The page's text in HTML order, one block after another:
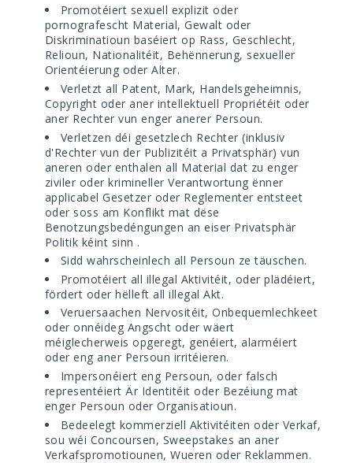
Promotéiert sexuell explizit oder
pornografescht Material, Gewalt oder
Diskriminatioun baséiert op Rass, Geschlecht,
Relioun, Nationalitéit, Behënnerung, sexueller
Orientéierung oder Alter.
Verletzt all Patent, Mark, Handelsgeheimnis,
Copyright oder aner intellektuell Propriétéit oder
aner Rechter vun enger anerer Persoun.
Verletzen déi gesetzlech Rechter (inklusiv
d'Rechter vun der Publizitéit a Privatsphär) vun
aneren oder enthalen all Material dat zu enger
ziviler oder krimineller Verantwortung ënner
applicabel Gesetzer oder Reglementer entsteet
oder soss am Konflikt mat dëse
Benotzungsbedéngungen an eiser Privatsphär
Politik kéint sinn .
Sidd wahrscheinlech all Persoun ze täuschen.
Promotéiert all illegal Aktivitéit, oder plädéiert,
fördert oder hëlleft all illegal Akt.
Veruersaachen Nervositéit, Onbequemlechkeet
oder onnéideg Angscht oder wäert
méiglecherweis opgeregt, genéiert, alarméiert
oder eng aner Persoun irritéieren.
Impersonéiert eng Persoun, oder falsch
representéiert Är Identitéit oder Bezéiung mat
enger Persoun oder Organisatioun.
Bedeelegt kommerziell Aktivitéiten oder Verkaf,
sou wéi Concoursen, Sweepstakes an aner
Verkafspromotiounen, Wueren oder Reklammen.